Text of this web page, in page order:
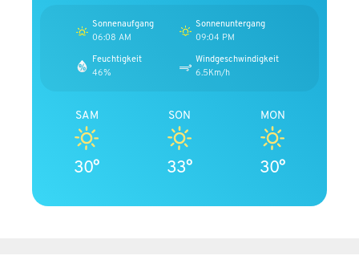
Sonnenaufgang
06:08 AM
Sonnenuntergang
09:04 PM
Feuchtigkeit
46%
Windgeschwindigkeit
6.5Km/h
SAM
30°
SON
33°
MON
30°